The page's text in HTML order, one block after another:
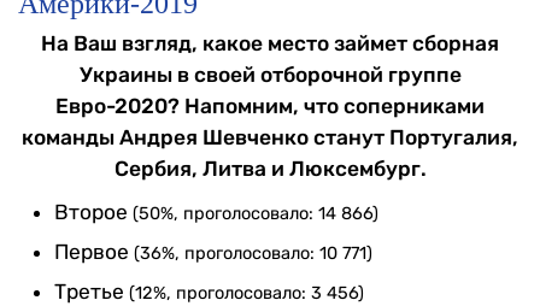
На Ваш взгляд, какое место займет сборная
Украины в своей отборочной группе
Евро-2020? Напомним, что соперниками
команды Андрея Шевченко станут Португалия,
Сербия, Литва и Люксембург.
Второе (50%, проголосовало: 14 866)
Первое (36%, проголосовало: 10 771)
Третье (12%, проголосовало: 3 456)